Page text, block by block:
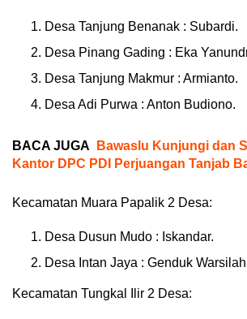
Desa Tanjung Benanak : Subardi.
Desa Pinang Gading : Eka
Desa Tanjung Makmur : Armianto.
Desa Adi Purwa : Anton Budiono.
BACA JUGA
Bawaslu Kunjungi dan
Kantor DPC PDI Perjuangan Tanjab
Kecamatan Muara Papalik 2 Desa:
Desa Dusun Mudo : Iskandar.
Desa Intan Jaya : Genduk
Kecamatan Tungkal Ilir 2 Desa: